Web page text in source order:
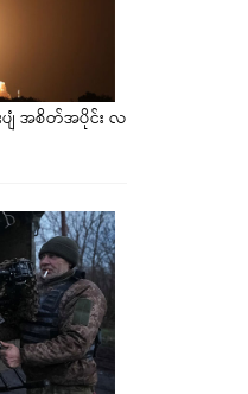
းပျံ အစိတ်အပိုင်း လ